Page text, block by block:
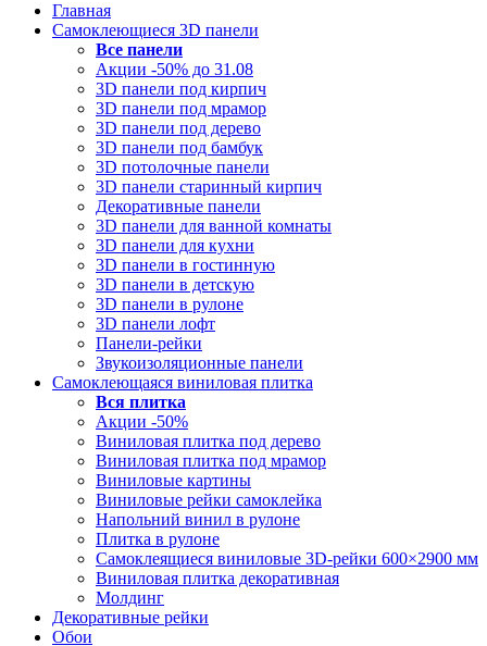
Главная
Самоклеющиеся 3D панели
Все панели
Акции -50% до 31.08
3D панели под кирпич
3D панели под мрамор
3D панели под дерево
3D панели под бамбук
3D потолочные панели
3D панели старинный кирпич
Декоративные панели
3D панели для ванной комнаты
3D панели для кухни
3D панели в гостинную
3D панели в детскую
3D панели в рулоне
3D панели лофт
Панели-рейки
Звукоизоляционные панели
Самоклеющаяся виниловая плитка
Вся плитка
Акции -50%
Виниловая плитка под дерево
Виниловая плитка под мрамор
Виниловые картины
Виниловые рейки самоклейка
Напольний винил в рулоне
Плитка в рулоне
Самоклеящиеся виниловые 3D‑рейки 600×2900 мм
Виниловая плитка декоративная
Молдинг
Декоративные рейки
Обои